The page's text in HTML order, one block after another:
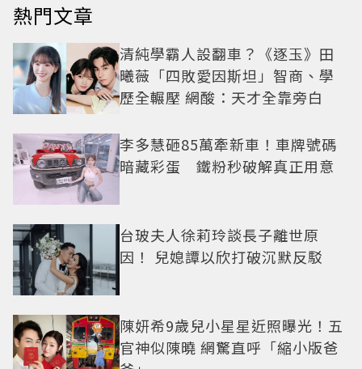
熱門文章
清純學霸人設翻車？《逐玉》田
曦薇「四敗愛因斯坦」智商、學
歷全輾壓 網酸：天才全靠旁白
李多慧砸85萬牽新車！車牌號碼
暗藏彩蛋 鐵粉秒破解真正用意
台玻夫人徐莉玲談長子離世原
因！ 兒媳譚以欣打破沉默反駁
陳妍希9歲兒小星星近照曝光！五
官神似陳曉 網驚直呼「縮小版爸